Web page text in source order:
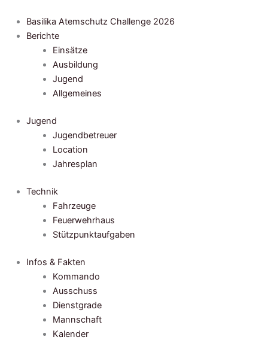
Inhalt
springen
Basilika Atemschutz Challenge 2026
Berichte
Einsätze
Ausbildung
Jugend
Allgemeines
Jugend
Jugendbetreuer
Location
Jahresplan
Technik
Fahrzeuge
Feuerwehrhaus
Stützpunktaufgaben
Infos & Fakten
Kommando
Ausschuss
Dienstgrade
Mannschaft
Kalender